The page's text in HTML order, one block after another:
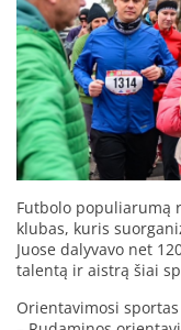
Futbolo populiarumą
klubas, kuris
Juose dalyvavo net
talentą ir aistrą šiai
Orientavimosi